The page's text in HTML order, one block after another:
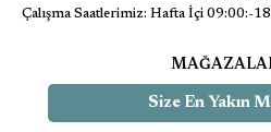
Çalışma Saatlerimiz: Hafta İçi 09:00:-
Size En Yakın